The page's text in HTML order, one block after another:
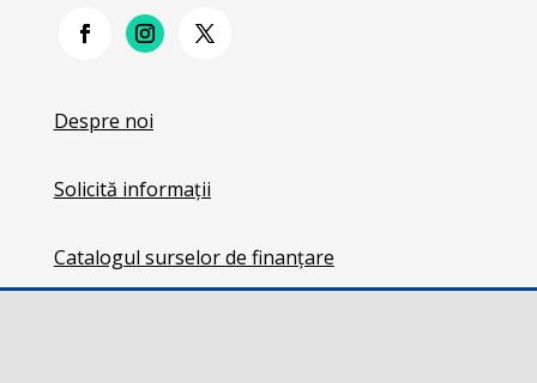
Despre noi
Solicită informații
Catalogul surselor de finanțare